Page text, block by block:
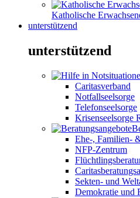
Katholische
unterstützend
unterstützend
Caritasverband
Notfallseelsorge
Telefonseelsorge
Krisenseelsorge
Ehe-, Familien-
NFP-Zentrum
Sekten- und
Demokratie und